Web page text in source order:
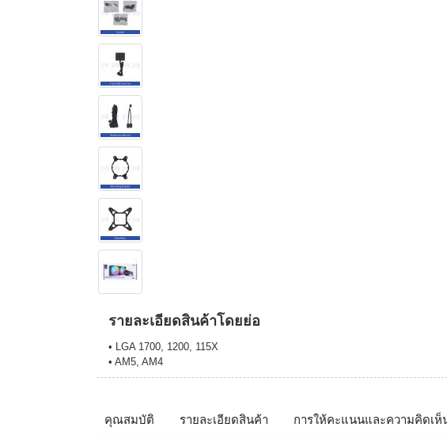
รายละเอียดสินค้าโดยย่อ
• LGA 1700, 1200, 115X
• AM5, AM4
คุณสมบัติ รายละเอียดสินค้า การให้คะแนนและความคิดเห็